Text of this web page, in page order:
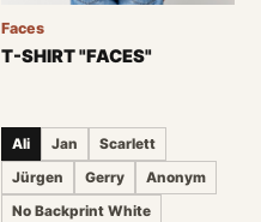
Faces
T-SHIRT "FACES"
Ali Jan
Scarlett
Jürgen
Gerry
Anonym
No Backprint White